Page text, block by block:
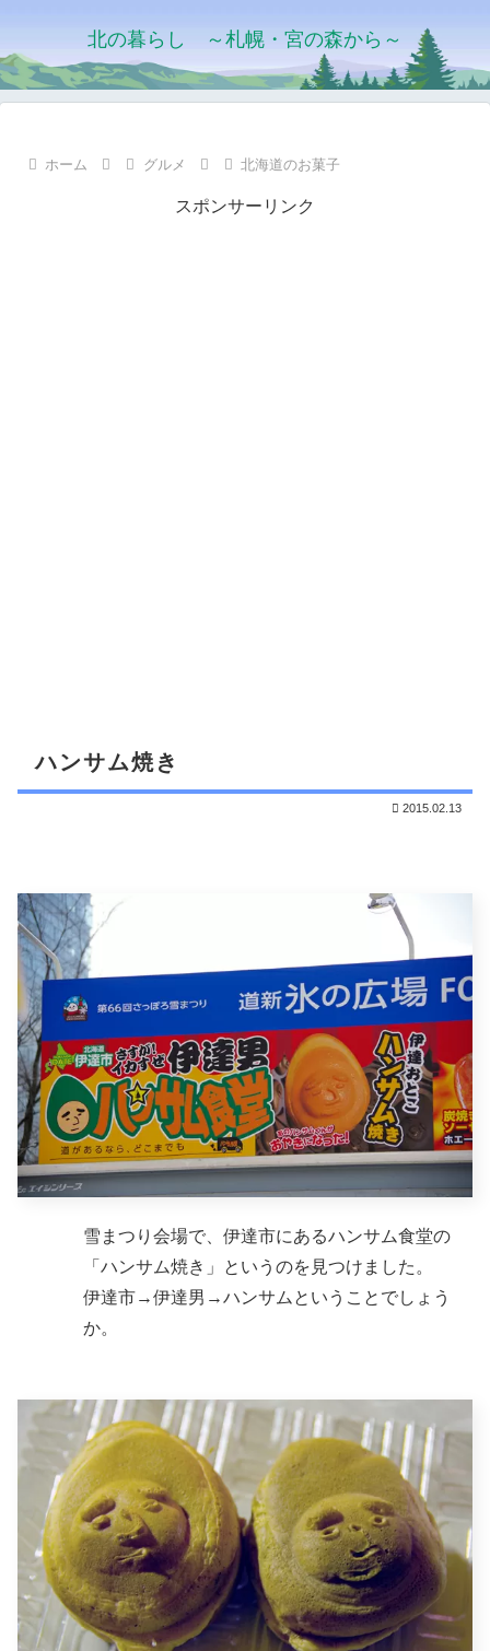
北の暮らし ～札幌・宮の森から～
ホーム グルメ 北海道のお菓子
スポンサーリンク
ハンサム焼き
2015.02.13
雪まつり会場で、伊達市にあるハンサム食堂の
「ハンサム焼き」というのを見つけました。
伊達市→伊達男→ハンサムということでしょう
か。